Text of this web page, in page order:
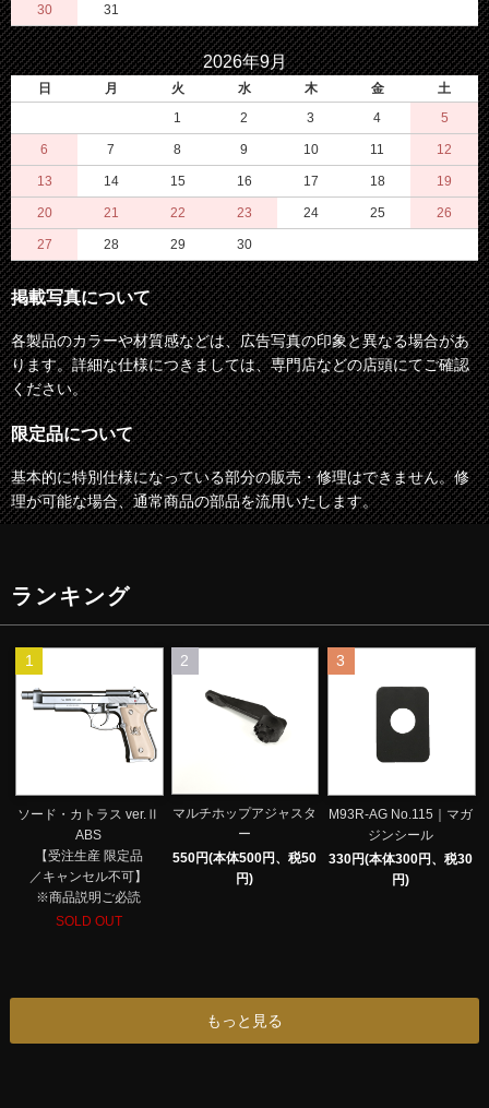
30 31
2026年9月
日 月 火 水 木 金
土
1
2 3 4 5
6 7 8 9 10 11 12
13 14 15 16 17 18 19
20 21 22 23 24 25 26
27 28 29 30
掲載写真について
各製品のカラーや材質感などは、広告写真の印象と異なる場合があ
ります。詳細な仕様につきましては、専門店などの店頭にてご確認
ください。
限定品について
基本的に特別仕様になっている部分の販売・修理はできません。修
理が可能な場合、通常商品の部品を流用いたします。
ランキング
1
ソード・カトラス ver.Ⅱ
ABS
【受注生産 限定品
／キャンセル不可】
※商品説明ご必読
SOLD OUT
2
マルチホップアジャスタ
ー
550円(本体500円、税50
円)
3
M93R-AG No.115｜マガ
ジンシール
330円(本体300円、税30
円)
もっと見る